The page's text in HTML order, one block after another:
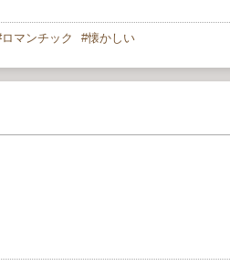
ロマンチック 懐かしい